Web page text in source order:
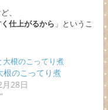
、
仕上がるから 」というこ
根のこってり煮
28日